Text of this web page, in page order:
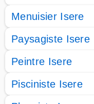
Menuisier Isere
Paysagiste Isere
Peintre Isere
Pisciniste Isere